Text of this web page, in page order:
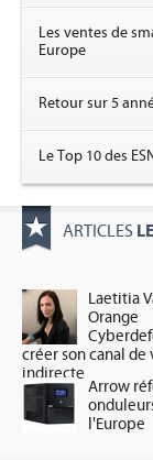
Les ventes de
Europe
Retour sur 5
Le Top 10 des
ARTICLES
Laetitia
Orange
créer son canal de
indirecte
Arrow
l'Europe